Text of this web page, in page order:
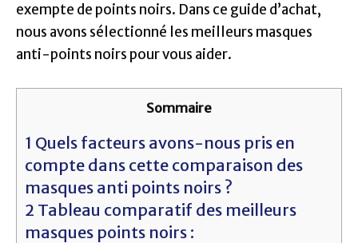
exempte de points noirs. Dans ce guide d’achat,
nous avons sélectionné les meilleurs masques
anti-points noirs pour vous aider.
Sommaire
1 Quels facteurs avons-nous pris en
compte dans cette comparaison des
masques anti points noirs ?
2 Tableau comparatif des meilleurs
masques points noirs :